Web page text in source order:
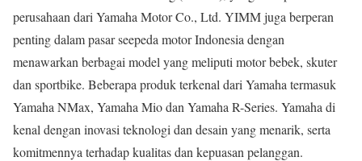
perusahaan dari Yamaha Motor Co., Ltd. YIMM juga berperan
penting dalam pasar seepeda motor Indonesia dengan
menawarkan berbagai model yang meliputi motor bebek, skuter
dan sportbike. Beberapa produk terkenal dari Yamaha termasuk
Yamaha NMax, Yamaha Mio dan Yamaha R-Series. Yamaha di
kenal dengan inovasi teknologi dan desain yang menarik, serta
komitmennya terhadap kualitas dan kepuasan pelanggan.